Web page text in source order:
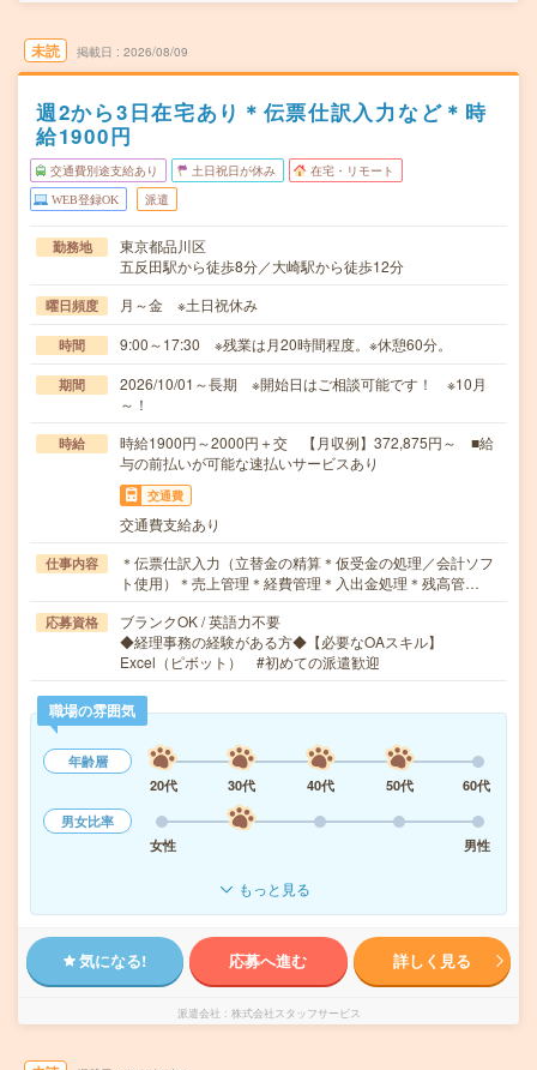
未読 掲載日 2026/08/09
週2から3日在宅あり＊伝票仕訳入力など＊時
給1900円
交通費別途支給あり 土日祝日が休み 在宅・リモート
WEB登録OK 派遣
勤務地
東京都品川区
五反田駅から徒歩8分／大崎駅から徒歩12分
曜日頻度 月～金 ※土日祝休み
時間 9:00～17:30 ※残業は月20時間程度。※休憩60分。
期間
2026/10/01～長期 ※開始日はご相談可能です！ ※10月
～！
時給
時給1900円～2000円＋交 【月収例】372,875円～ ■給
与の前払いが可能な速払いサービスあり
交通費
交通費支給あり
仕事内容
＊伝票仕訳入力（立替金の精算＊仮受金の処理／会計ソフ
ト使用）＊売上管理＊経費管理＊入出金処理＊残高管…
応募資格
ブランクOK / 英語力不要
◆経理事務の経験がある方◆【必要なOAスキル】
Excel（ピボット） #初めての派遣歓迎
職場の雰囲気
年齢層
20代
30代 40代 50代
60代
男女比率
女性
男性
もっと見る
気になる! 応募へ進む 詳しく見る
派遣会社 株式会社スタッフサービス